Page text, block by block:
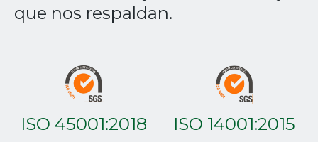
que nos respaldan.
ISO 45001:2018 ISO 14001:2015